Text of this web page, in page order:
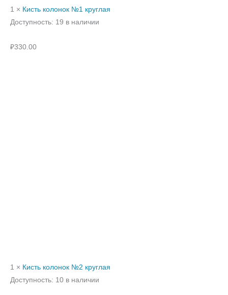
1 × Кисть колонок №1 круглая
Доступность: 19 в наличии
₽330.00
1 × Кисть колонок №2 круглая
Доступность: 10 в наличии